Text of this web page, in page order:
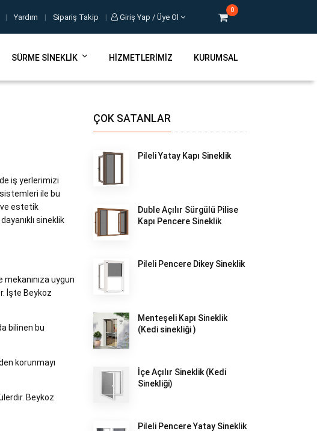
| Yardım | Sipariş Takip | Giriş Yap / Üye Ol
0
SÜRME SINEKLIK HIZMETLERIMIZ KURUMSAL
iş yerlerimizi
sistemleri ile bu
ve estetik
sineklik
uygun
İşte Beykoz
bilinen bu
korunmayı
Beykoz
ÇOK SATANLAR
Pileli Yatay Kapı Sineklik
Duble Açılır Sürgülü Pilise
Kapı Pencere Sineklik
Pileli Pencere Dikey Sineklik
Menteşeli Kapı Sineklik
(Kedi sinekliği )
İçe Açılır Sineklik (Kedi
Sinekliği)
Pileli Pencere Yatay Sineklik